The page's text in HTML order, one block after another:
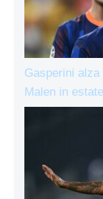
Gasperini
Malen in estate